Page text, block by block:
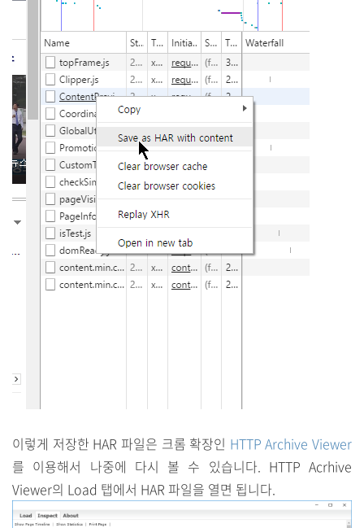
이렇게 저장한 HAR 파일은 크롬 확장인 HTTP Archive Viewer
를 이용해서 나중에 다시 볼 수 있습니다. HTTP Acrhive
Viewer의 Load 탭에서 HAR 파일을 열면 됩니다.